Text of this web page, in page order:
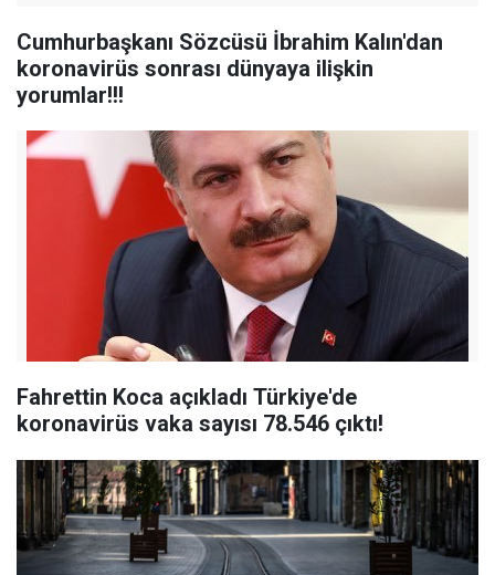
Cumhurbaşkanı Sözcüsü İbrahim Kalın'dan
koronavirüs sonrası dünyaya ilişkin
yorumlar!!!
Fahrettin Koca açıkladı Türkiye'de
koronavirüs vaka sayısı 78.546 çıktı!